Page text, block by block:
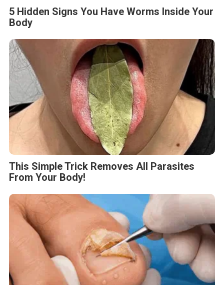
5 Hidden Signs You Have Worms Inside Your
Body
This Simple Trick Removes All Parasites
From Your Body!